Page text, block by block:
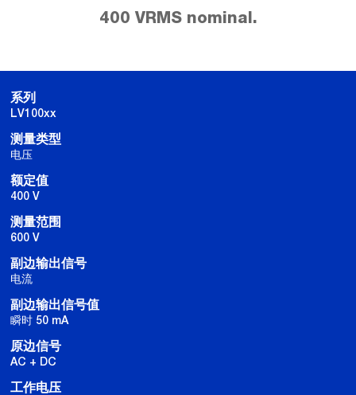
400 VRMS nominal.
系列
LV100xx
测量类型
电压
额定值
400 V
测量范围
600 V
副边输出信号
电流
副边输出信号值
瞬时 50 mA
原边信号
AC + DC
工作电压